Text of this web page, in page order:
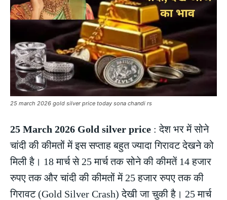
25 march 2026 gold silver price today sona chandi rs
25 March 2026 Gold silver price : देश भर में सोने
चांदी की कीमतों में इस सप्ताह बहुत ज्यादा गिरावट देखने को
मिली है। 18 मार्च से 25 मार्च तक सोने की कीमतें 14 हजार
रुपए तक और चांदी की कीमतों में 25 हजार रुपए तक की
गिरावट (Gold Silver Crash) देखी जा चुकी है। 25 मार्च